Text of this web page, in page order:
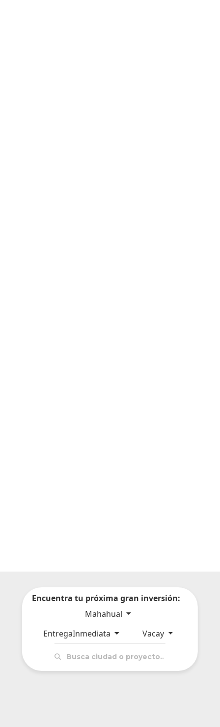
Encuentra tu próxima gran inversión:
Mahahual
EntregaInmediata
Vacay